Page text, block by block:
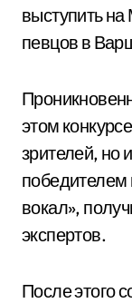
выступить
певцов в
этом
зрителей, но
вокал»,
экспертов.
После этого